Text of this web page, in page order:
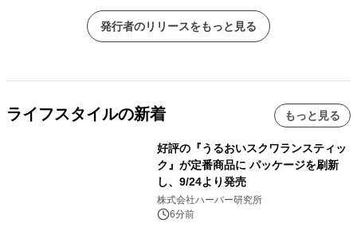
ど、豪華プライズ追加！
発行者のリリースをもっと見る
ライフスタイルの新着 もっと見る
好評の『うるおいスクワランスティッ
ク』が定番商品に パッケージを刷新
し、9/24より発売
株式会社ハーバー研究所
6分前